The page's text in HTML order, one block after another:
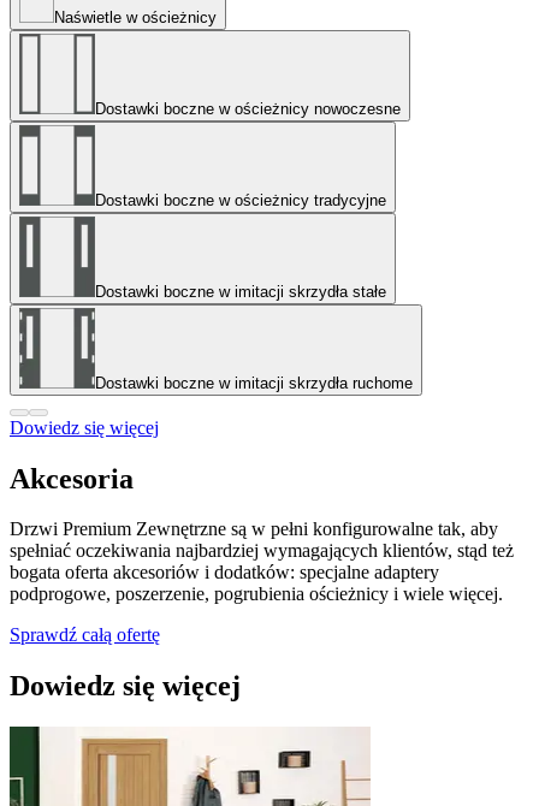
Naświetle w ościeżnicy
Dostawki boczne w ościeżnicy nowoczesne
Dostawki boczne w ościeżnicy tradycyjne
Dostawki boczne w imitacji skrzydła stałe
Dostawki boczne w imitacji skrzydła ruchome
Dowiedz się więcej
Akcesoria
Drzwi Premium Zewnętrzne są w pełni konfigurowalne tak, aby
spełniać oczekiwania najbardziej wymagających klientów, stąd też
bogata oferta akcesoriów i dodatków: specjalne adaptery
podprogowe, poszerzenie, pogrubienia ościeżnicy i wiele więcej.
Sprawdź całą ofertę
Dowiedz się więcej